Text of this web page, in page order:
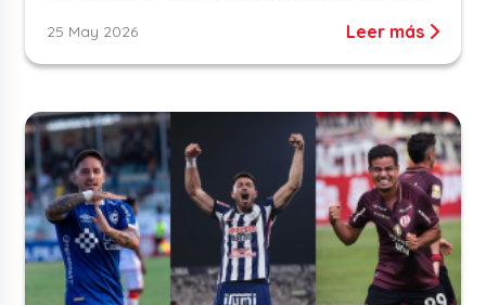
25 May 2026 Leer más